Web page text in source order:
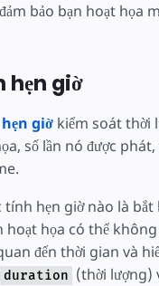
bảo bạn hoạt họa
hẹn giờ
giờ kiểm soát thời
số lần nó được
hẹn giờ nào là bắt
họa có thể không
đến thời gian và
duration (thời lượng)